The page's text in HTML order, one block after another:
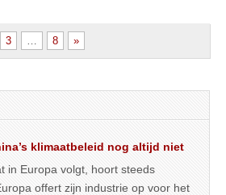
3 8 »
klimaatbeleid nog altijd niet
in Europa volgt, hoort steeds
offert zijn industrie op voor het